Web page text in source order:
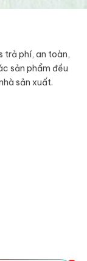
trả phí, an toàn,
sản phẩm đều
sản xuất.